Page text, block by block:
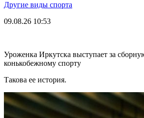
Другие виды спорта
09.08.26 10:53
Уроженка Иркутска выступает за
конькобежному спорту
Такова ее история.